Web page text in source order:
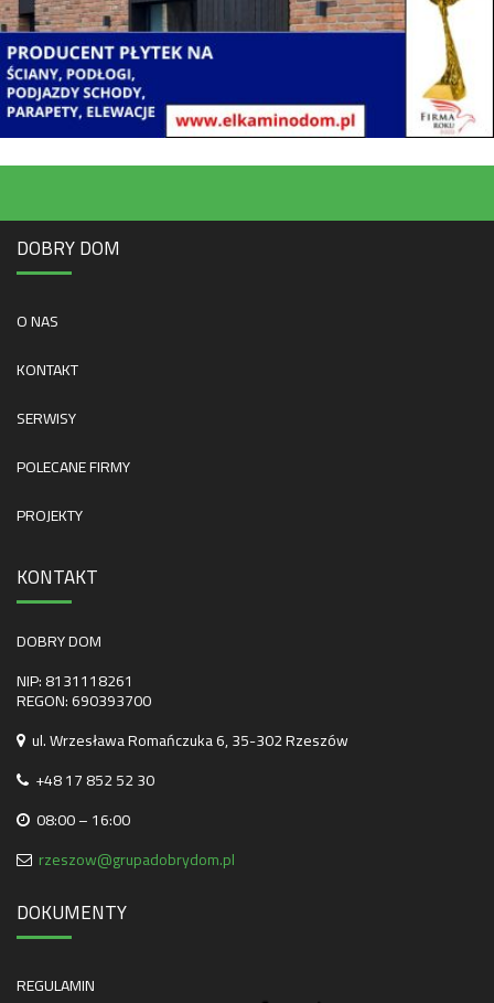
DOBRY DOM
O NAS
KONTAKT
SERWISY
POLECANE FIRMY
PROJEKTY
KONTAKT
DOBRY DOM
NIP: 8131118261
REGON: 690393700
ul. Wrzesława Romańczuka 6, 35-302 Rzeszów
+48 17 852 52 30
08:00 – 16:00
rzeszow@grupadobrydom.pl
DOKUMENTY
REGULAMIN